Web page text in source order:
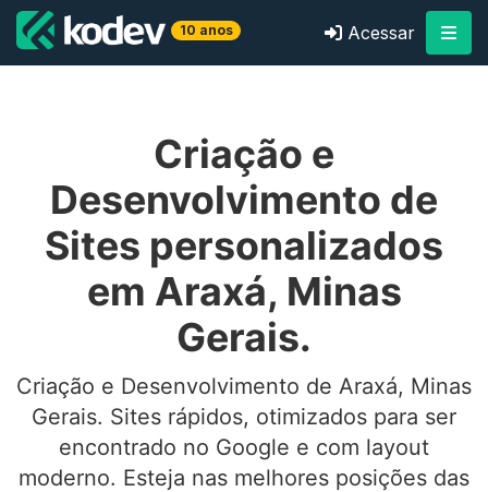
10 anos Acessar
Criação e
Desenvolvimento de
Sites personalizados
em Araxá, Minas
Gerais.
Criação e Desenvolvimento de Araxá, Minas
Gerais. Sites rápidos, otimizados para ser
encontrado no Google e com layout
moderno. Esteja nas melhores posições das